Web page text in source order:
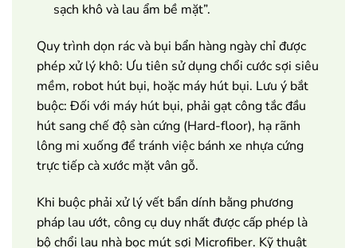
sạch khô và lau ẩm bề mặt”.
Quy trình dọn rác và bụi bẩn hàng ngày chỉ được
phép xử lý khô: Ưu tiên sử dụng chổi cước sợi siêu
mềm, robot hút bụi, hoặc máy hút bụi. Lưu ý bắt
buộc: Đối với máy hút bụi, phải gạt công tắc đầu
hút sang chế độ sàn cứng (Hard-floor), hạ rãnh
lông mi xuống để tránh việc bánh xe nhựa cứng
trực tiếp cà xước mặt vân gỗ.
Khi buộc phải xử lý vết bẩn dính bằng phương
pháp lau ướt, công cụ duy nhất được cấp phép là
bộ chổi lau nhà bọc mút sợi Microfiber. Kỹ thuật